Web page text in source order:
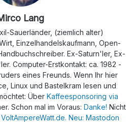
Lang
Sauerländer, (ziemlich alter)
Einzelhandelskaufmann, Open-
Ex-Saturn'ler, Ex-
Computer-Erstkontakt: ca. 1982 -
eines Freunds. Wenn Ihr hier
Linux und Bastelkram lesen und
Über Kaffeesponsoring via
Schon mal im Voraus: Danke! Nicht
VoltAmpereWatt.de. Neu: Mastodon